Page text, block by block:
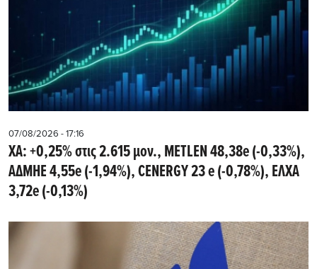
07/08/2026 - 17:16
ΧΑ: +0,25% στις 2.615 μον., METLEN 48,38e (-0,33%),
ΑΔΜΗΕ 4,55e (-1,94%), CENERGY 23 e (-0,78%), ΕΛΧΑ
3,72e (-0,13%)